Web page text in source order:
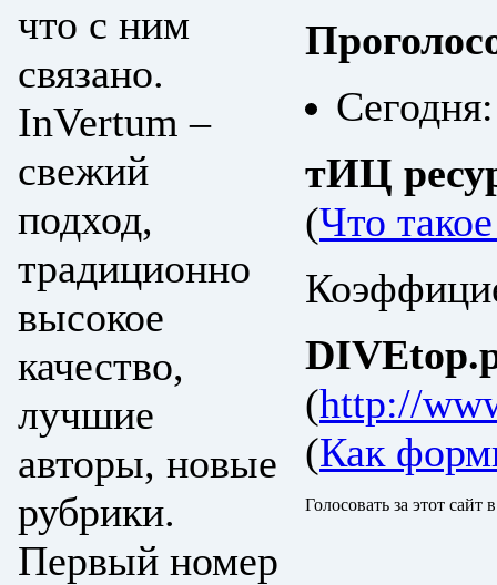
что с ним
связано.
InVertum –
свежий
подход,
традиционно
высокое
качество,
лучшие
авторы, новые
рубрики.
Первый номер
тИЦ
(Что
(http://
(Как
Голосовать за этот сайт